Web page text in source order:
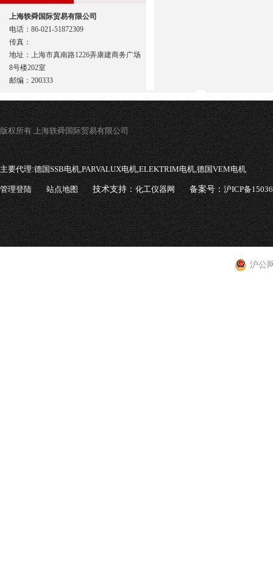
上海轶舜国际贸易有限公司
电话：86-021-51872309
传真：
地址：上海市真南路1226弄康建商务广场
8号楼202室
邮编：200333
版权所有 上海轶舜国际贸易有限公司
主要代理:德国SSB电机,PARVALUX电机,ELEKTRIM电机,德国VEM电机
管理登陆 站点地图 技术支持：化工仪器网 备案号：沪ICP备
沪公